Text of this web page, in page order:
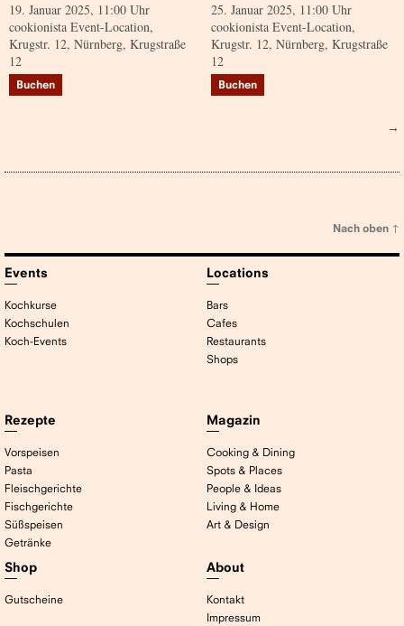
19. Januar 2025, 11:00 Uhr
cookionista Event-Location,
Krugstr. 12, Nürnberg, Krugstraße
12
Buchen
25. Januar 2025, 11:00 Uhr
cookionista Event-Location,
Krugstr. 12, Nürnberg, Krugstraße
12
Buchen
→
Nach oben ↑
Events
Kochkurse
Kochschulen
Koch-Events
Locations
Bars
Cafes
Restaurants
Shops
Rezepte
Vorspeisen
Pasta
Fleischgerichte
Fischgerichte
Süßspeisen
Getränke
Magazin
Cooking & Dining
Spots & Places
People & Ideas
Living & Home
Art & Design
Shop
Gutscheine
About
Kontakt
Impressum